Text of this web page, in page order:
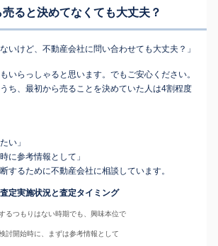
ると決めてなくても大丈夫？
いけど、不動産会社に問い合わせても大丈夫？」
いらっしゃると思います。でもご安心ください。
ち、最初から売ることを決めていた人は4割程度
い」
に参考情報として」
するために不動産会社に相談しています。
査定実施状況と査定タイミング
るつもりはない時期でも、興味本位で
討開始時に、まずは参考情報として